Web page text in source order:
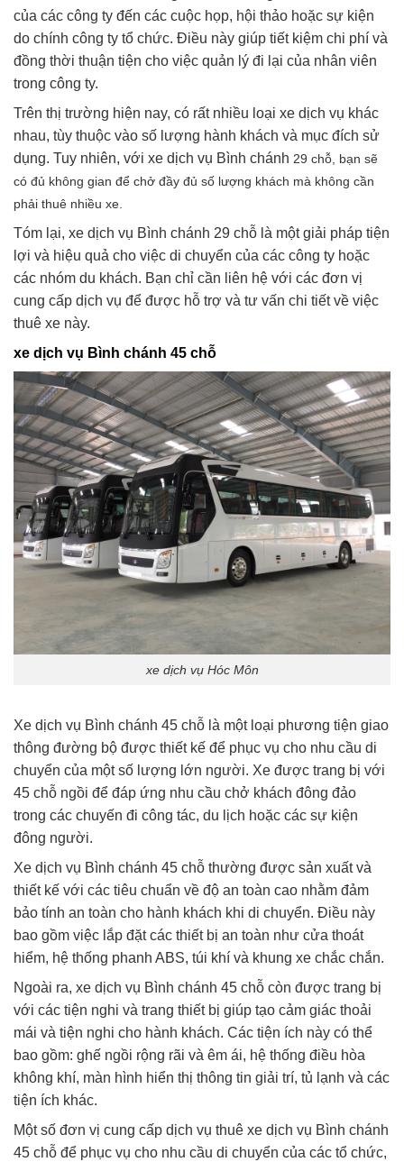
của các công ty đến các cuộc họp, hội thảo hoặc sự kiện
do chính công ty tổ chức. Điều này giúp tiết kiệm chi phí và
đồng thời thuận tiện cho việc quản lý đi lại của nhân viên
trong công ty.
Trên thị trường hiện nay, có rất nhiều loại xe dịch vụ khác
nhau, tùy thuộc vào số lượng hành khách và mục đích sử
dụng. Tuy nhiên, với xe dịch vụ Bình chánh 29 chỗ, bạn sẽ
có đủ không gian để chở đầy đủ số lượng khách mà không cần
phải thuê nhiều xe.
Tóm lại, xe dịch vụ Bình chánh 29 chỗ là một giải pháp tiện
lợi và hiệu quả cho việc di chuyển của các công ty hoặc
các nhóm du khách. Bạn chỉ cần liên hệ với các đơn vị
cung cấp dịch vụ để được hỗ trợ và tư vấn chi tiết về việc
thuê xe này.
xe dịch vụ Bình chánh 45 chỗ
xe dịch vụ Hóc Môn
Xe dịch vụ Bình chánh 45 chỗ là một loại phương tiện giao
thông đường bộ được thiết kế để phục vụ cho nhu cầu di
chuyển của một số lượng lớn người. Xe được trang bị với
45 chỗ ngồi để đáp ứng nhu cầu chở khách đông đảo
trong các chuyến đi công tác, du lịch hoặc các sự kiện
đông người.
Xe dịch vụ Bình chánh 45 chỗ thường được sản xuất và
thiết kế với các tiêu chuẩn về độ an toàn cao nhằm đảm
bảo tính an toàn cho hành khách khi di chuyển. Điều này
bao gồm việc lắp đặt các thiết bị an toàn như cửa thoát
hiểm, hệ thống phanh ABS, túi khí và khung xe chắc chắn.
Ngoài ra, xe dịch vụ Bình chánh 45 chỗ còn được trang bị
với các tiện nghi và trang thiết bị giúp tạo cảm giác thoải
mái và tiện nghi cho hành khách. Các tiện ích này có thể
bao gồm: ghế ngồi rộng rãi và êm ái, hệ thống điều hòa
không khí, màn hình hiển thị thông tin giải trí, tủ lạnh và các
tiện ích khác.
Một số đơn vị cung cấp dịch vụ thuê xe dịch vụ Bình chánh
45 chỗ để phục vụ cho nhu cầu di chuyển của các tổ chức,